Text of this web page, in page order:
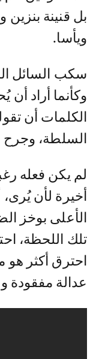
بل قنينة
ويأسا.
سكب السائل
وكأنما أراد
الكلمات أن
السلطة، وجرح
لم يكن فعله
أخيرة لأن
الأعلى بوخز
تلك اللحظة،
احترق أكثر
عدالة مفقودة